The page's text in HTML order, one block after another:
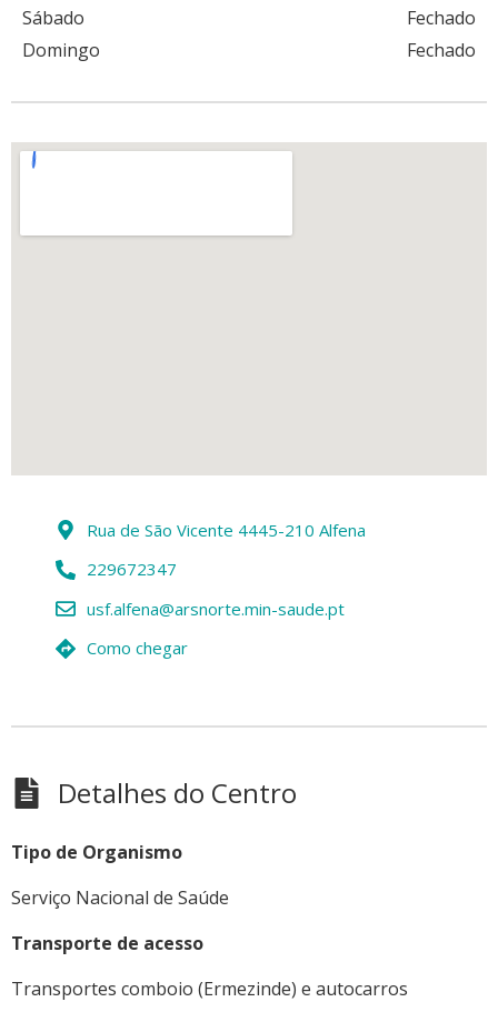
Sábado
Fechado
Domingo
Fechado
Rua de São Vicente 4445-210 Alfena
229672347
usf.alfena@arsnorte.min-saude.pt
Como chegar
Detalhes do Centro
Tipo de Organismo
Serviço Nacional de Saúde
Transporte de acesso
Transportes comboio (Ermezinde) e autocarros